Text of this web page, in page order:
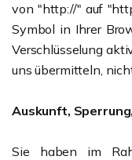
von "http://" auf
Symbol in Ihrer
Verschlüsselung
uns übermitteln,
Auskunft,
Sie haben im